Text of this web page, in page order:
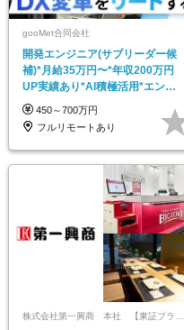
gooMet合同会社
開発エンジニア(サブリーダー候
補)*月給35万円〜*年収200万円
UP実績あり*AI積極活用*エンド
直請け
450～700万円
フルリモートあり
株式会社第一興商 本社 【東証プライム上場】